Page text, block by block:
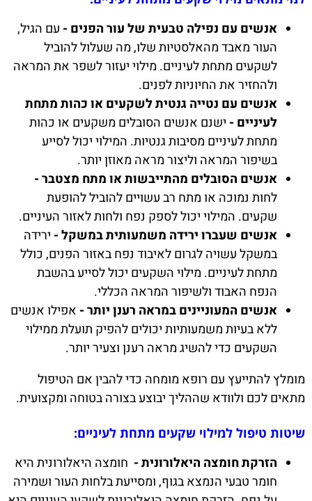
אנשים עם נפילה טבעית של עור הפנים - עם הגיל,
העור מאבד מהאלסטיות שלו, מה שעלול להוביל
לשקעים מתחת לעיניים. מילוי יעזור לשפר את המראה
ולהחזיר את החיוניות לפנים.
אנשים עם נטייה גנטית לשקעים או כהות מתחת
לעיניים - ישנם אנשים הסובלים משקעים או כהות
מתחת לעיניים מסיבות גנטיות. המילוי יכול לסייע
בשיפור המראה וליצור מראה מאוזן יותר.
אנשים הסובלים מהתייבשות או מתח מצטבר -
לחות נמוכה או מתח רב עשויים להוביל להופעת
שקעים. המילוי יכול לספק נפח ולחות לאזור העיניים.
אנשים שעברו ירידה משמעותית במשקל - ירידה
במשקל עשויה לגרום לאיבוד נפח באזור הפנים, כולל
מתחת לעיניים. מילוי השקעים יכול לסייע בהשבת
הנפח האבוד ולשיפור המראה הכללי.
אנשים המעוניינים במראה רענן יותר - אפילו אנשים
ללא בעיות משמעותיות יכולים להפיק תועלת ממילוי
השקעים כדי להשיג מראה רענן וצעיר יותר.
מומלץ להתייעץ עם רופא מומחה כדי להבין אם הטיפול
מתאים לכם ולוודא שההליך יבוצע בצורה בטוחה ומקצועית.
שיטות טיפול למילוי שקעים מתחת לעיניים:
הזרקת חומצה היאלורונית - חומצה היאלורונית היא
חומר טבעי הנמצא בגוף, ומסייעת בלחות העור ושמירה